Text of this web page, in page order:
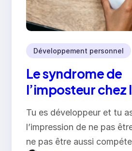
Développement personnel
Le syndrome de
l’imposteur chez
développeurs :
comprendre et
Tu es développeur et tu
l’impression de ne pas
ne pas être aussi